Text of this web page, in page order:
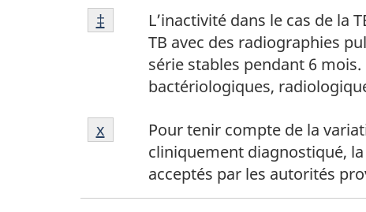
Note
de
‡
L’inactivité dans le cas de
TB avec des radiographies
série stables pendant 6
bactériologiques,
Retour à la référence de la note de
‡
Note
de
Pour tenir compte de la
cliniquement diagnostiqué,
acceptés par les autorités
Retour à la référence de la note de
x